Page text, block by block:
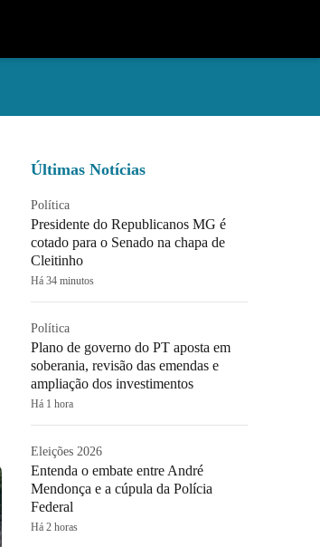
Últimas Notícias
Política
Presidente do Republicanos MG é
cotado para o Senado na chapa de
Cleitinho
Há 34 minutos
Política
Plano de governo do PT aposta em
soberania, revisão das emendas e
ampliação dos investimentos
Há 1 hora
Eleições 2026
Entenda o embate entre André
Mendonça e a cúpula da Polícia
Federal
Há 2 horas